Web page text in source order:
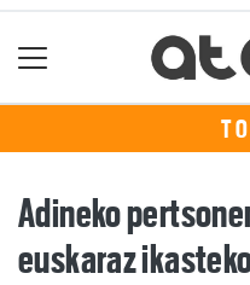
Adineko
euskaraz